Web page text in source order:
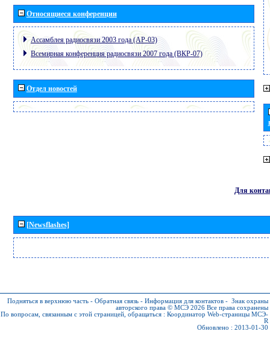
Относящиеся конференции
Ассамблея радиосвязи 2003 года (АР-03)
Всемирная конференция радиосвязи 2007 года (ВКР-07)
Отдел новостей
Для
[Newsflashes]
Подняться в верхнюю часть - Обратная связь - Информация для контактов - Знак охраны
авторского права © МСЭ 2026 Все права сохранены
По вопросам, связанным с этой страницей, обращаться : Координатор Web-страницы МСЭ-
R
Обновлено : 2013-01-30